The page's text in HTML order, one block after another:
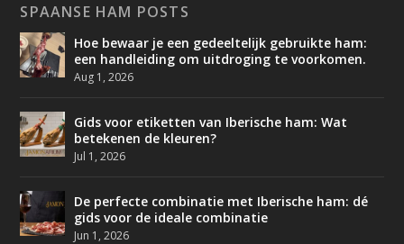
SPAANSE HAM POSTS
Hoe bewaar je een gedeeltelijk gebruikte ham:
een handleiding om uitdroging te voorkomen.
Aug 1, 2026
Gids voor etiketten van Iberische ham: Wat
betekenen de kleuren?
Jul 1, 2026
De perfecte combinatie met Iberische ham: dé
gids voor de ideale combinatie
Jun 1, 2026